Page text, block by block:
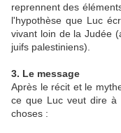
reprennent des
l'hypothèse que Luc
vivant loin de la Judée
juifs palestiniens).
3. Le message
Après le récit et le
ce que Luc veut dire à
choses :